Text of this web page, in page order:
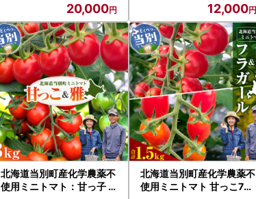
20,000 12,000
北海道当別町産化学農薬不
使用ミニトマト：甘っ子 1.
北海道当別町産化学農薬不
使用ミニトマト 甘っこ750